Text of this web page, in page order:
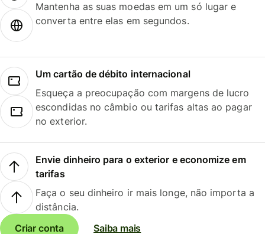
Mantenha as suas moedas em um só lugar e
converta entre elas em segundos.
Um cartão de débito internacional
Esqueça a preocupação com margens de lucro
escondidas no câmbio ou tarifas altas ao pagar
no exterior.
Envie dinheiro para o exterior e economize em
tarifas
Faça o seu dinheiro ir mais longe, não importa a
distância.
Criar conta
Saiba mais